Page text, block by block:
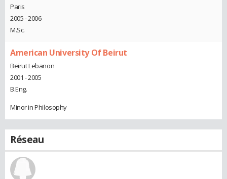
Paris
2005 - 2006
M.Sc.
American University Of Beirut
Beirut Lebanon
2001 - 2005
B.Eng.
Minor in Philosophy
Réseau